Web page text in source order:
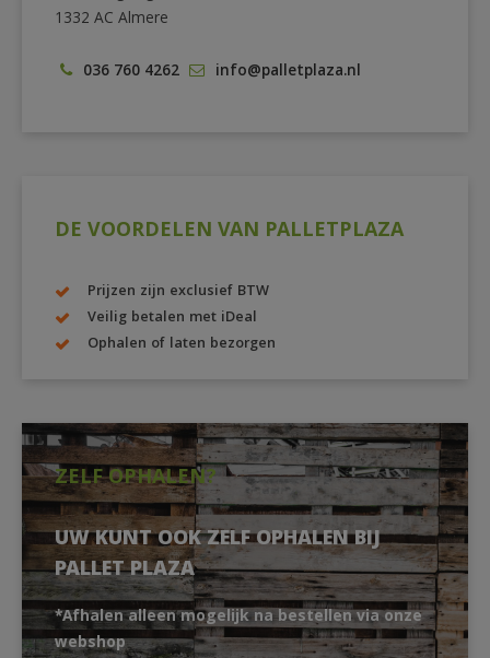
1332 AC Almere
036 760 4262 info@palletplaza.nl
DE VOORDELEN VAN PALLETPLAZA
Prijzen zijn exclusief BTW
Veilig betalen met iDeal
Ophalen of laten bezorgen
ZELF OPHALEN?
UW KUNT OOK ZELF OPHALEN BIJ
PALLET PLAZA
*Afhalen alleen mogelijk na bestellen via onze
webshop